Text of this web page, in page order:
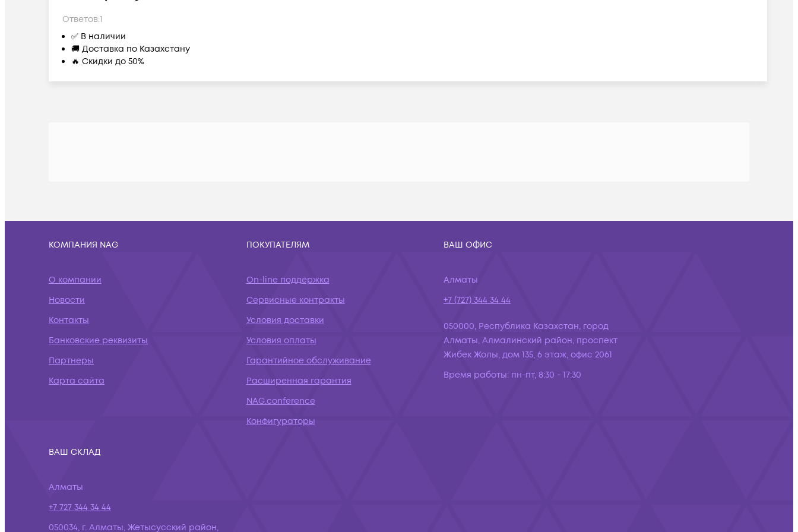
Ответов:1
✅ В наличии
🚚 Доставка по Казахстану
🔥 Скидки до 50%
КОМПАНИЯ NAG
О компании
Новости
Контакты
Банковские реквизиты
Партнеры
Карта сайта
ПОКУПАТЕЛЯМ
On-line поддержка
Сервисные контракты
Условия доставки
Условия оплаты
Гарантийное обслуживание
Расширенная гарантия
NAG.conference
Конфигураторы
ВАШ ОФИС
Алматы
+7 (727) 344 34 44
050000, Республика Казахстан, город
Алматы, Алмалинский район, проспект
Жибек Жолы, дом 135, 6 этаж, офис 2061
Время работы: пн-пт, 8:30 - 17:30
ВАШ СКЛАД
Алматы
+7 727 344 34 44
050034, г. Алматы, Жетысусский район,